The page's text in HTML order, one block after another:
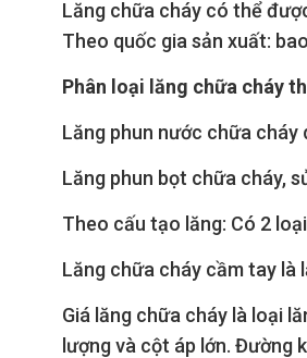
Lăng chữa cháy có thể
Theo quốc gia sản xuất:
Phân loại lăng chữa cháy
Lăng phun nước chữa
Lăng phun bọt chữa cháy,
Theo cấu tạo lăng: Có 2
Lăng chữa cháy cầm tay là
Giá lăng chữa cháy là loại
lượng và cột áp lớn. Đường